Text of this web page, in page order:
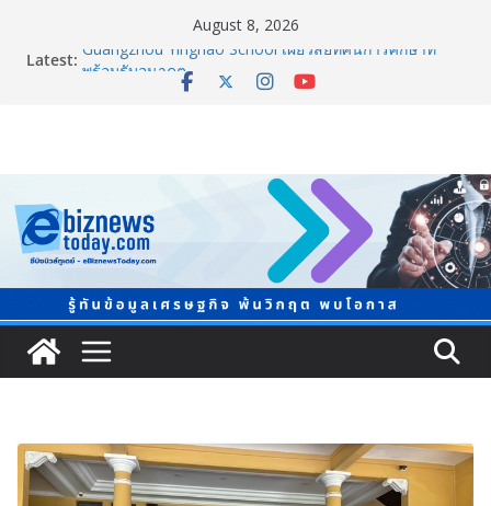
August 8, 2026
Latest: Guangzhou Yinghao School เผยวิสัยทัศน์การศึกษาที่
พร้อมรับอนาคต
แพทย์เผย โรคไม่ติดต่อเรื้อรัง NCDs คร่าชีวิตคนไทยก่อน
วัยอันควร ทำสูญเสียทางเศรษฐกิจมหาศาล 1.6 ล้านล้าน
บาทต่อปี
ภาครัฐ-เอกชนจับมือสัมมนาใหญ่ ยกระดับอุตสาหกรรมเซ
รามิกไทยสู่สากล พร้อมชวนผู้ประกอบไทยร่วมงาน
“Ceramics Vietnam & Stone Vietnam 2026”
อลิอันซ์ อยุธยา ส่งเสริมคนไทยเตรียมพร้อมรับมือวิกฤต
เปิดพื้นที่ “Level Up the Care by Allianz Ayudhya
นิทรรศการยกระดับ…ความเป็นห่วง” ในงาน Hug
HeartYai